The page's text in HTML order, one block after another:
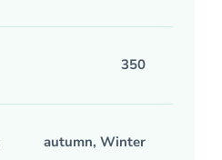
350
autumn, Winter